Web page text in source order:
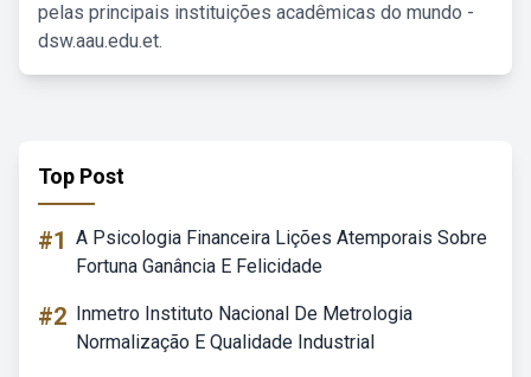
pelas principais instituições acadêmicas do mundo -
dsw.aau.edu.et.
Top Post
#1 A Psicologia Financeira Lições Atemporais Sobre
Fortuna Ganância E Felicidade
#2 Inmetro Instituto Nacional De Metrologia
Normalização E Qualidade Industrial